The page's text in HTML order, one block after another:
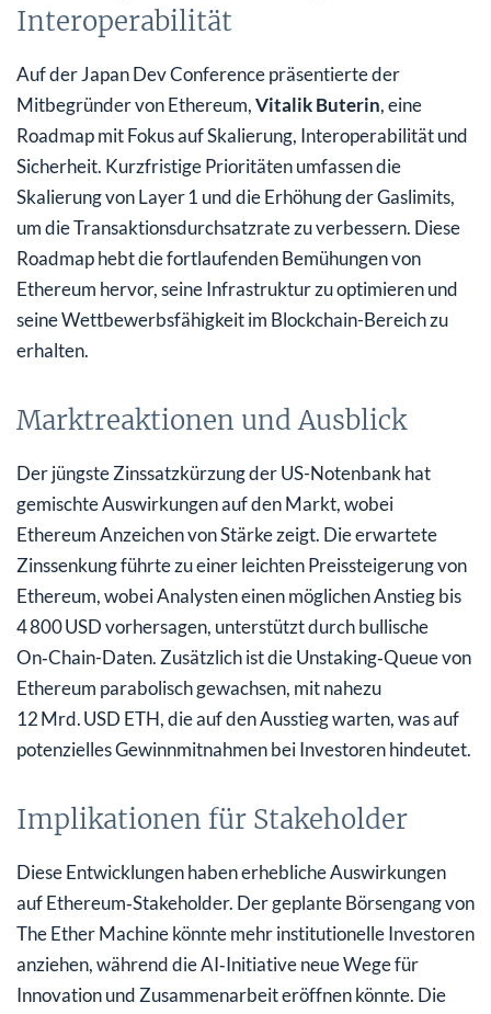
Interoperabilität
Auf der Japan Dev Conference präsentierte der
Mitbegründer von Ethereum,Vitalik Buterin, eine
Roadmap mit Fokus auf Skalierung, Interoperabilität und
Sicherheit. Kurzfristige Prioritäten umfassen die
Skalierung von Layer 1 und die Erhöhung der Gaslimits,
um die Transaktionsdurchsatzrate zu verbessern. Diese
Roadmap hebt die fortlaufenden Bemühungen von
Ethereum hervor, seine Infrastruktur zu optimieren und
seine Wettbewerbsfähigkeit im Blockchain-Bereich zu
erhalten.
Marktreaktionen und Ausblick
Der jüngste Zinssatzkürzung der US-Notenbank hat
gemischte Auswirkungen auf den Markt, wobei
Ethereum Anzeichen von Stärke zeigt. Die erwartete
Zinssenkung führte zu einer leichten Preissteigerung von
Ethereum, wobei Analysten einen möglichen Anstieg bis
4 800 USD vorhersagen, unterstützt durch bullische
On‑Chain-Daten. Zusätzlich ist die Unstaking‑Queue von
Ethereum parabolisch gewachsen, mit nahezu
12 Mrd. USD ETH, die auf den Ausstieg warten, was auf
potenzielles Gewinnmitnahmen bei Investoren hindeutet.
Implikationen für Stakeholder
Diese Entwicklungen haben erhebliche Auswirkungen
auf Ethereum‑Stakeholder. Der geplante Börsengang von
The Ether Machine könnte mehr institutionelle Investoren
anziehen, während die AI‑Initiative neue Wege für
Innovation und Zusammenarbeit eröffnen könnte. Die